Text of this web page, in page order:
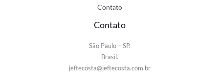
Contato
Contato
São Paulo – SP.
Brasil.
jeftecosta@jeftecosta.com.br